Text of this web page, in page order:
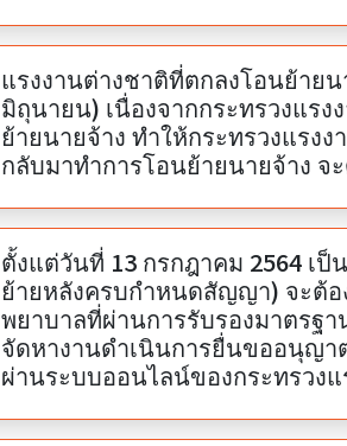
แรงงานต่างชาติที่ตกลงโอนย้าย
มิถุนายน) เนื่องจากกระทรวงแร
ย้ายนายจ้าง ทำให้กระทรวงแรง
กลับมาทำการโอนย้ายนายจ้าง จ
ตั้งแต่วันที่ 13 กรกฎาคม 2564 เป็นต้นไป นายจ้างรับโอนย้ายแรงงานต่างชาติระหว่างสัญญา (รวมโอน
ย้ายหลังครบกำหนดสัญญา) จะต้อ
พยาบาลที่ผ่านการรับรองมาตรฐ
จัดหางานดำเนินการยื่นขออนุญาตรับโอนย้ายระหว่
ผ่านระบบออนไลน์ของกระทรวงแ